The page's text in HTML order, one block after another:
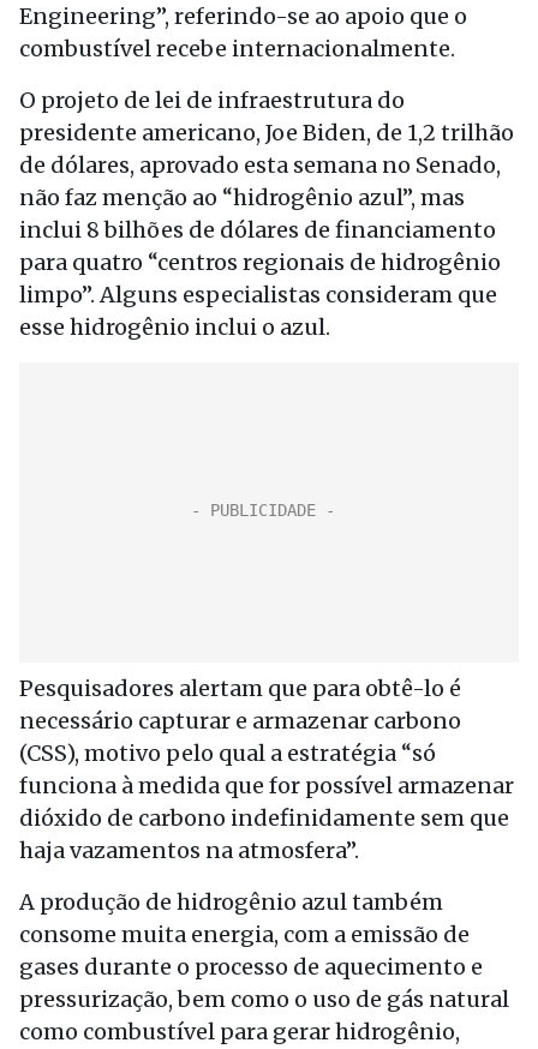
Engineering”, referindo-se ao apoio que o
combustível recebe internacionalmente.
O projeto de lei de infraestrutura do
presidente americano, Joe Biden, de 1,2 trilhão
de dólares, aprovado esta semana no Senado,
não faz menção ao “hidrogênio azul”, mas
inclui 8 bilhões de dólares de financiamento
para quatro “centros regionais de hidrogênio
limpo”. Alguns especialistas consideram que
esse hidrogênio inclui o azul.
Pesquisadores alertam que para obtê-lo é
necessário capturar e armazenar carbono
(CSS), motivo pelo qual a estratégia “só
funciona à medida que for possível armazenar
dióxido de carbono indefinidamente sem que
haja vazamentos na atmosfera”.
A produção de hidrogênio azul também
consome muita energia, com a emissão de
gases durante o processo de aquecimento e
pressurização, bem como o uso de gás natural
como combustível para gerar hidrogênio,